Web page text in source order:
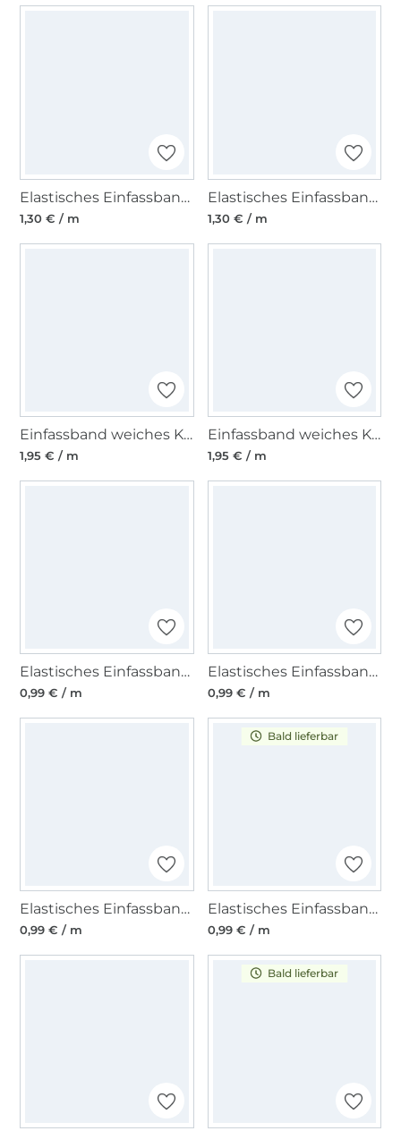
Elastisches Einfassband gerippt, mittelgrau
1,30 € / m
Elastisches Einfassband gerippt, weiss
1,30 € / m
Einfassband weiches Kunstleder, braun
1,95 € / m
Einfassband weiches Kunstleder, ecru
1,95 € / m
Elastisches Einfassband matt, zartrosa
0,99 € / m
Elastisches Einfassband matt, pfirsich
0,99 € / m
Elastisches Einfassband matt, limette
0,99 € / m
Bald lieferbar
Elastisches Einfassband, petrol 15 mm
0,99 € / m
Bald lieferbar